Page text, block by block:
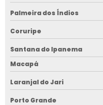
Palmeira dos Índios
Coruripe
Santana do Ipanema
Macapá
Laranjal do Jari
Porto Grande